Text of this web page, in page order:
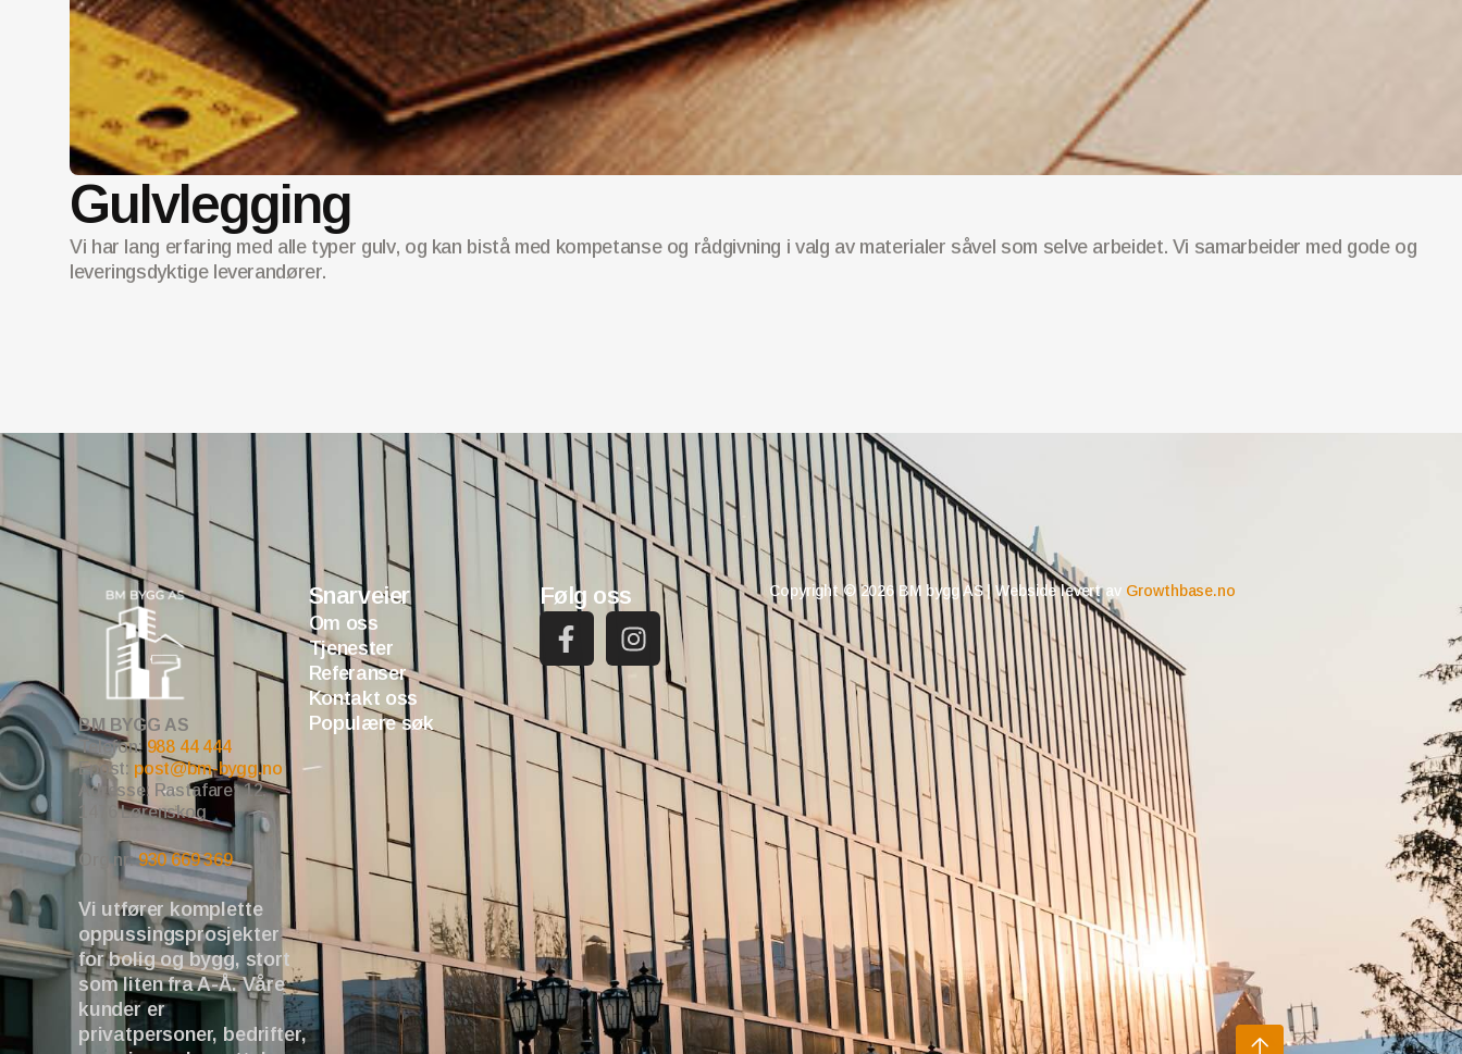
Gulvlegging
Vi har lang erfaring med alle typer gulv, og kan bistå med kompetanse og rådgivning i valg av materialer såvel som selve arbeidet. Vi samarbeider med gode og
leveringsdyktige leverandører.
BM BYGG AS
Telefon: 988 44 444
Epost: post@bm-bygg.no
Adresse: Rastafaret 12,
1476 Lørenskog
Org.nr:930 669 369
Vi utfører komplette
oppussingsprosjekter
for bolig og bygg, stort
som liten fra A-Å. Våre
kunder er
privatpersoner, bedrifter,
Snarveier
Om oss
Tjenester
Referanser
Kontakt oss
Populære søk
Følg oss Copyright © 2026 BM bygg AS | Webside levert av Growthbase.no